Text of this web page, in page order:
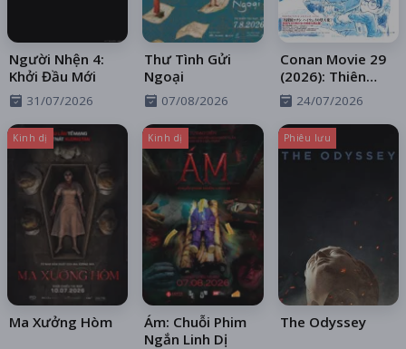
Người Nhện 4:
Khởi Đầu Mới
31/07/2026
Thư Tình Gửi
Ngoại
07/08/2026
Conan Movie 29
(2026): Thiên
Thần Sa Ngã
Trên Xa Lộ
24/07/2026
Kinh dị
Ma Xưởng Hòm
Kinh dị
Ám: Chuỗi Phim
Ngắn Linh Dị
Phiêu lưu
The Odyssey